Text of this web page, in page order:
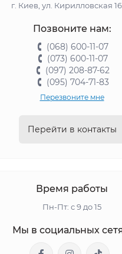
г. Киев, ул. Кирилловская
Позвоните нам:
(068) 600-11-07
(073) 600-11-07
(097) 208-87-62
(095) 704-71-83
Перезвоните мне
Перейти в контакты
Время работы
Пн-Пт: с 9 до 15
Мы в социальных